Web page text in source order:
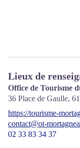
Lieux de
Office de Tourisme
36 Place de Gaulle,
https://tourisme-
contact@ot-
02 33 83 34 37